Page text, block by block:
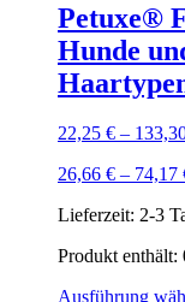
Petuxe®
Hunde
22,25 € –
26,66 € – 74,17
Lieferzeit: 2-3
Produkt enthält:
Ausführung